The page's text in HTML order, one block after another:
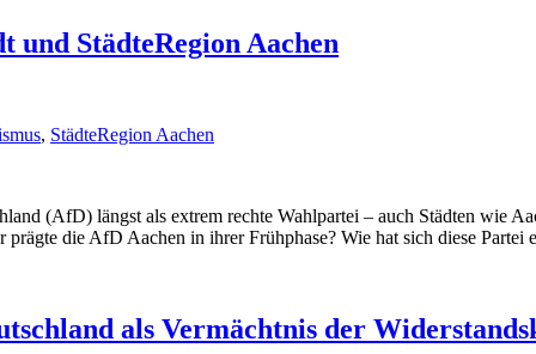
und StädteRegion Aachen
, StädteRegion Aachen
(AfD) längst als extrem rechte Wahlpartei – auch Städten wie
die AfD Aachen in ihrer Frühphase? Wie hat sich diese
als Vermächtnis der